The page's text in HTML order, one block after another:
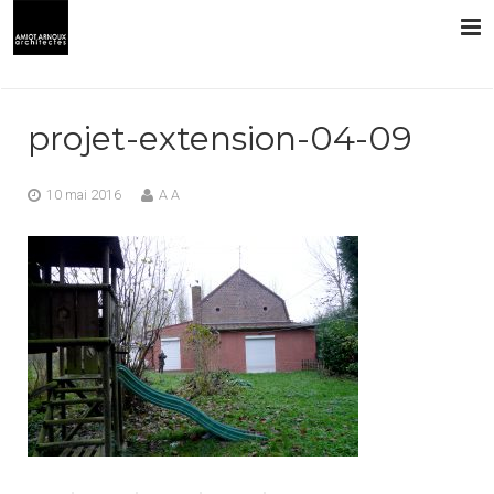
PRESTATIONS
CONTACT
projet-extension-04-09
10 mai 2016 A A